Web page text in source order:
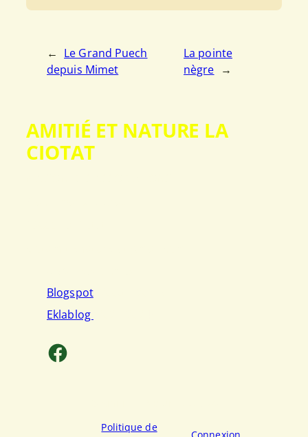
← Le Grand Puech
depuis Mimet
La pointe
nègre →
AMITIÉ ET NATURE LA
CIOTAT
Blogspot(2008 – 2021)
Eklablog
Facebook
Politique de
Connexion